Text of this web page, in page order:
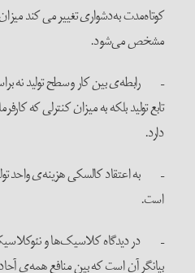
کوتاه‌مدت به‌دشواری تغییر می کند میزان
مشخص می‌شود.
– رابطه‌ی بین کار وسطح تولید نه
تابع تولید بلکه به میزان کنترلی که
دارد.
– به اعتقاد کالسکی هزینه‌ی واحد
است.
– در دیدگاه کلاسیک‌ها و
بیانگر آن است که بین منافع همه‌ی